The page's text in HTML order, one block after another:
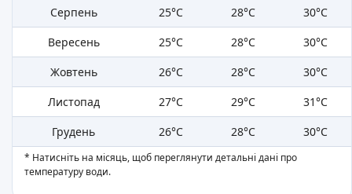
Серпень
25°C 28°C
30°C
Вересень
25°C 28°C
30°C
Жовтень
26°C 28°C
30°C
Листопад
27°C 29°C
31°C
Грудень
26°C 28°C 30°C
* Натисніть на місяць, щоб переглянути детальні дані про
температуру води.